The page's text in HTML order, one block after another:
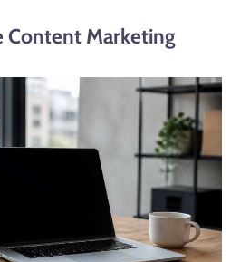
Content Marketing